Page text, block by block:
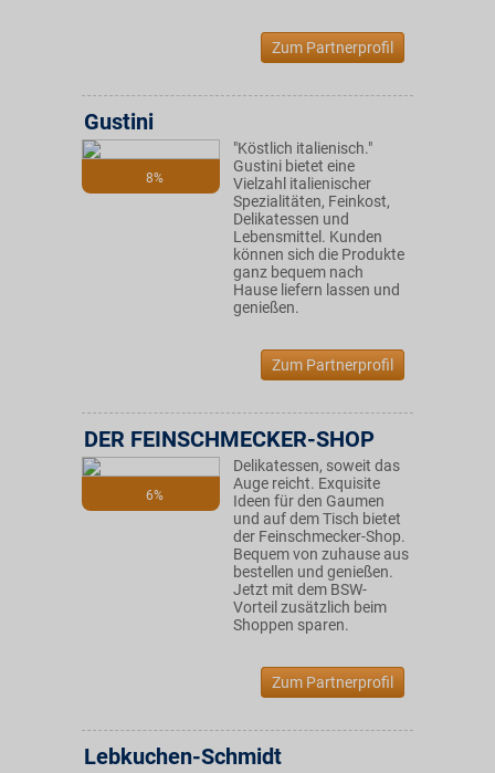
Zum Partnerprofil
8%
Gustini
"Köstlich italienisch."
Gustini bietet eine
Vielzahl italienischer
Spezialitäten, Feinkost,
Delikatessen und
Lebensmittel. Kunden
können sich die Produkte
ganz bequem nach
Hause liefern lassen und
genießen.
Zum Partnerprofil
6%
DER FEINSCHMECKER-SHOP
Delikatessen, soweit das
Auge reicht. Exquisite
Ideen für den Gaumen
und auf dem Tisch bietet
der Feinschmecker-Shop.
Bequem von zuhause aus
bestellen und genießen.
Jetzt mit dem BSW-
Vorteil zusätzlich beim
Shoppen sparen.
Zum Partnerprofil
Lebkuchen-Schmidt